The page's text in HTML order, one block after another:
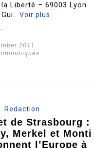
Liberté – 69003 Lyon
Gui..Voir plus
2011
Redaction
de Strasbourg :
Merkel et Monti
l’Europe à